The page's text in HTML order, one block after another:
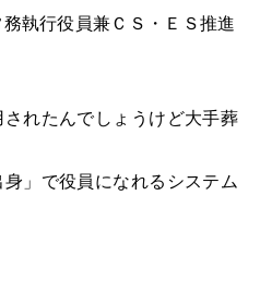
執行役員兼ＣＳ・ＥＳ推進
れたんでしょうけど大手葬
身」で役員になれるシステム